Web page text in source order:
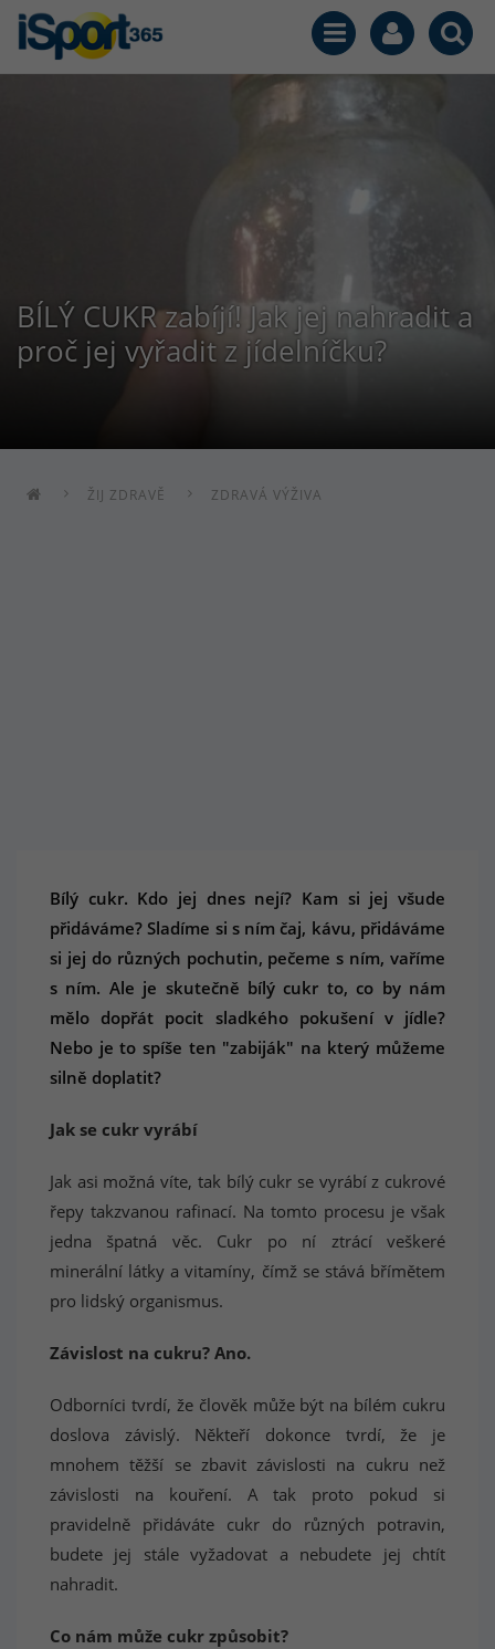
BÍLÝ CUKR zabíjí! Jak jej nahradit a
proč jej vyřadit z jídelníčku?
ŽIJ ZDRAVĚ ZDRAVÁ VÝŽIVA
Bílý cukr. Kdo jej dnes nejí? Kam si jej všude
přidáváme? Sladíme si s ním čaj, kávu, přidáváme
si jej do různých pochutin, pečeme s ním, vaříme
s ním. Ale je skutečně bílý cukr to, co by nám
mělo dopřát pocit sladkého pokušení v jídle?
Nebo je to spíše ten "zabiják" na který můžeme
silně doplatit?
Jak se cukr vyrábí
Jak asi možná víte, tak bílý cukr se vyrábí z cukrové
řepy takzvanou rafinací. Na tomto procesu je však
jedna špatná věc. Cukr po ní ztrácí veškeré
minerální látky a vitamíny, čímž se stává břímětem
pro lidský organismus.
Závislost na cukru? Ano.
Odborníci tvrdí, že člověk může být na bílém cukru
doslova závislý. Někteří dokonce tvrdí, že je
mnohem těžší se zbavit závislosti na cukru než
závislosti na kouření. A tak proto pokud si
pravidelně přidáváte cukr do různých potravin,
budete jej stále vyžadovat a nebudete jej chtít
nahradit.
Co nám může cukr způsobit?